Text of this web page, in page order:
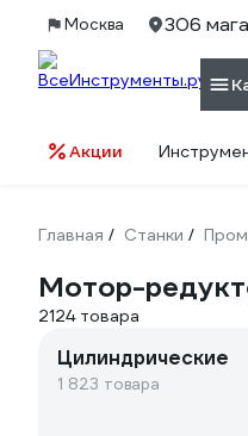
Москва 306
Акции
Главная / Станки /
Мотор-
2124 товара
Цилиндрические
1 823 товара